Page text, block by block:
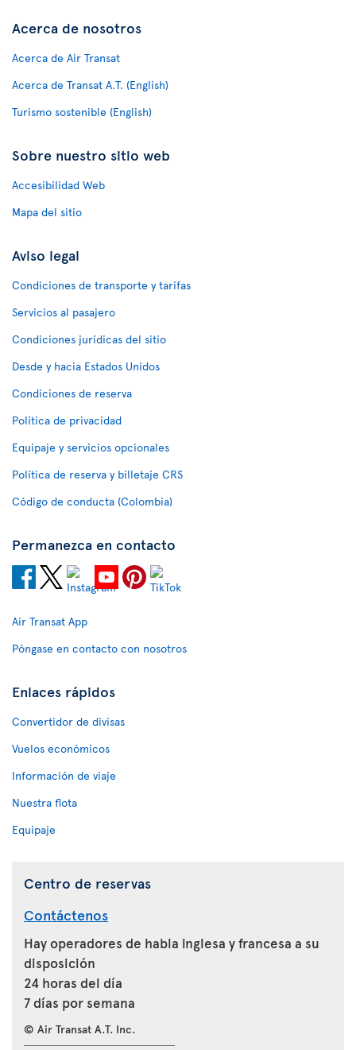
Acerca de nosotros
Acerca de Air Transat
Acerca de Transat A.T. (English)
Turismo sostenible (English)
Sobre nuestro sitio web
Accesibilidad Web
Mapa del sitio
Aviso legal
Condiciones de transporte y tarifas
Servicios al pasajero
Condiciones jurídicas del sitio
Desde y hacia Estados Unidos
Condiciones de reserva
Política de privacidad
Equipaje y servicios opcionales
Política de reserva y billetaje CRS
Código de conducta (Colombia)
Permanezca en contacto
Air Transat App
Póngase en contacto con nosotros
Enlaces rápidos
Convertidor de divisas
Vuelos económicos
Información de viaje
Nuestra flota
Equipaje
Centro de reservas
Contáctenos
Hay operadores de habla inglesa y francesa a su
disposición
24 horas del día
7 días por semana
© Air Transat A.T. Inc.